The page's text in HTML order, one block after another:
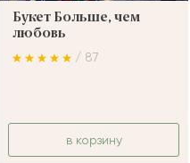
Букет Больше, чем
любовь
/ 87
в корзину